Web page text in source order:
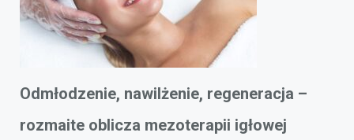
Odmłodzenie, nawilżenie, regeneracja –
rozmaite oblicza mezoterapii igłowej